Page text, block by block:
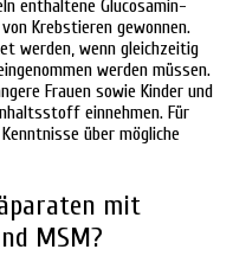
enthaltene Glucosamin-
Krebstieren gewonnen.
werden, wenn gleichzeitig
werden müssen.
Frauen sowie Kinder und
einnehmen. Für
über mögliche
mit
MSM?